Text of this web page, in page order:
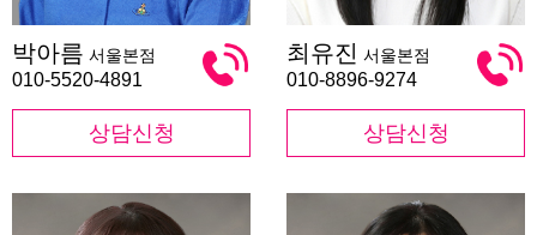
아
름
박아름 서울본점
010-5520-4891
상담신청
유
진
최유진 서울본점
010-8896-9274
상담신청